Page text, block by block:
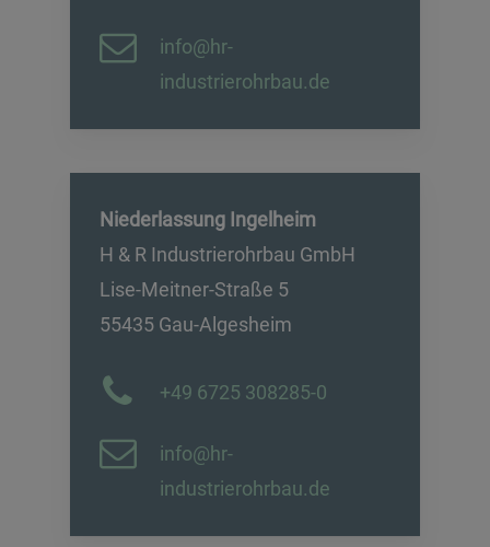
info@hr-
industrierohrbau.de
Niederlassung Ingelheim
H & R Industrierohrbau GmbH
Lise-Meitner-Straße 5
55435 Gau-Algesheim
+49 6725 308285-0
info@hr-
industrierohrbau.de